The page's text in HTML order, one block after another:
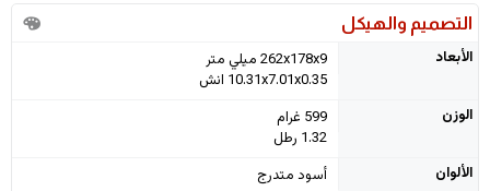
التصميم والهيكل
الأبعاد
262x178x9 ميلي متر
10.31x7.01x0.35 انش
الوزن
599 غرام
1.32 رطل
الألوان
أسود متدرج